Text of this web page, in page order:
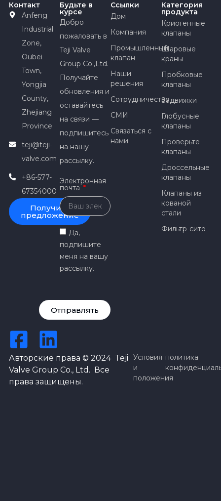
Контакт
Anfeng
Industrial
Zone,
Oubei
Town,
Yongjia
County,
Zhejiang
Province
teji@teji-
valve.com
+86-577-
67354000
Получить
предложение
Будьте в
курсе
Добро
пожаловать в
Teji Valve
Group Co.,Ltd.
Получайте
обновления и
оставайтесь
на связи —
подпишитесь
на нашу
рассылку.
Электронная
почта
Да,
подпишите
меня на вашу
рассылку.
Отправлять
Ссылки
Дом
Компания
Промышленный
клапан
Наши
решения
Сотрудничество
СМИ
Связаться с
нами
Категория
продукта
Криогенные
клапаны
Шаровые
краны
Пробковые
клапаны
Задвижки
Глобусные
клапаны
Проверьте
клапаны
Дроссельные
клапаны
Клапаны из
кованой
стали
Фильтр-сито
Авторские права © 2024 Teji
Valve Group Co., Ltd. Все
права защищены.
Условия
и
положения
политика